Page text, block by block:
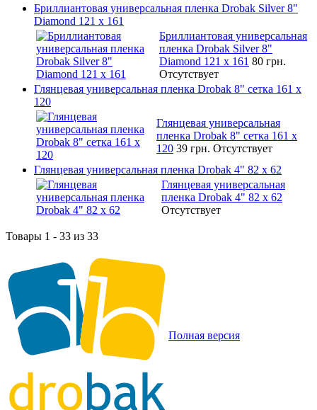
Бриллиантовая универсальная пленка Drobak Silver 8"
Diamond 121 х 161
Бриллиантовая универсальная
пленка Drobak Silver 8"
Diamond 121 х 161 80 грн.
Отсутствует
Глянцевая универсальная пленка Drobak 8" сетка 161 х
120
Глянцевая универсальная
пленка Drobak 8" сетка 161 х
120 39 грн. Отсутствует
Глянцевая универсальная пленка Drobak 4" 82 x 62
Глянцевая универсальная
пленка Drobak 4" 82 x 62
Отсутствует
Товары 1 - 33 из 33
Полная версия